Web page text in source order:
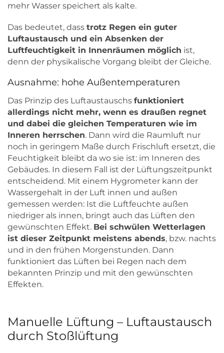
mehr Wasser speichert als kalte.
Das bedeutet, dass trotz Regen ein guter
Luftaustausch und ein Absenken der
Luftfeuchtigkeit in Innenräumen möglich ist,
denn der physikalische Vorgang bleibt der Gleiche.
Ausnahme: hohe Außentemperaturen
Das Prinzip des Luftaustauschs funktioniert
allerdings nicht mehr, wenn es draußen regnet
und dabei die gleichen Temperaturen wie im
Inneren herrschen. Dann wird die Raumluft nur
noch in geringem Maße durch Frischluft ersetzt, die
Feuchtigkeit bleibt da wo sie ist: im Inneren des
Gebäudes. In diesem Fall ist der Lüftungszeitpunkt
entscheidend. Mit einem Hygrometer kann der
Wassergehalt in der Luft innen und außen
gemessen werden: Ist die Luftfeuchte außen
niedriger als innen, bringt auch das Lüften den
gewünschten Effekt. Bei schwülen Wetterlagen
ist dieser Zeitpunkt meistens abends, bzw. nachts
und in den frühen Morgenstunden. Dann
funktioniert das Lüften bei Regen nach dem
bekannten Prinzip und mit den gewünschten
Effekten.
Manuelle Lüftung – Luftaustausch
durch Stoßlüftung